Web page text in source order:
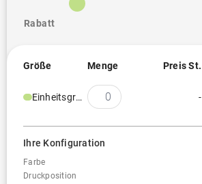
Rabatt
Größe Menge Preis St.
Einheitsgröße -
Ihre Konfiguration
Farbe
Druckposition